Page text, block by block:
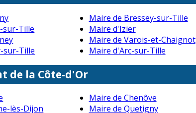
Maire de Bressey-sur-Tille
sur-Tille
Maire d'Izier
Maire de Varois-et-Chaignot
sur-Tille Maire d'Arc-sur-Tille
de la Côte-d'Or
Maire de Chenôve
lès-Dijon Maire de Quetigny